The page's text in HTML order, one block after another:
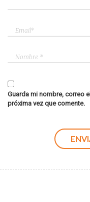
Guarda mi nombre, correo
próxima vez que comente.